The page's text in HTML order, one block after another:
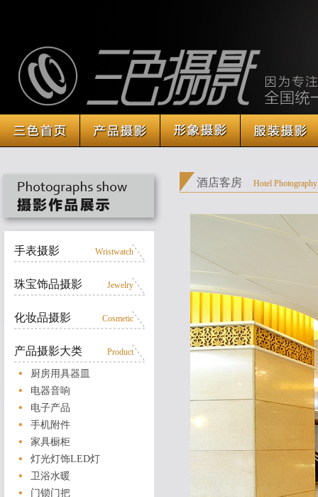
手表摄影 Wristwatch
珠宝饰品摄影 Jewelry
化妆品摄影 Cosmetic
产品摄影大类 Product
厨房用具器皿
电器音响
电子产品
手机附件
家具橱柜
灯光灯饰LED灯
卫浴水暖
门锁门把
酒店客房 Hotel Photography